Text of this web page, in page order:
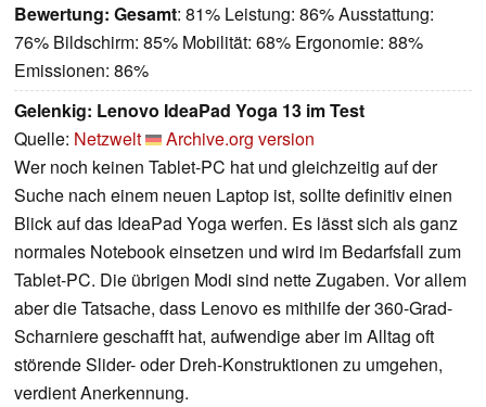
Bewertung: Gesamt: 81% Leistung: 86% Ausstattung:
76% Bildschirm: 85% Mobilität: 68% Ergonomie: 88%
Emissionen: 86%
Gelenkig: Lenovo IdeaPad Yoga 13 im Test
Quelle: Netzwelt
Archive.org version
Wer noch keinen Tablet-PC hat und gleichzeitig auf der
Suche nach einem neuen Laptop ist, sollte definitiv einen
Blick auf das IdeaPad Yoga werfen. Es lässt sich als ganz
normales Notebook einsetzen und wird im Bedarfsfall zum
Tablet-PC. Die übrigen Modi sind nette Zugaben. Vor allem
aber die Tatsache, dass Lenovo es mithilfe der 360-Grad-
Scharniere geschafft hat, aufwendige aber im Alltag oft
störende Slider- oder Dreh-Konstruktionen zu umgehen,
verdient Anerkennung.